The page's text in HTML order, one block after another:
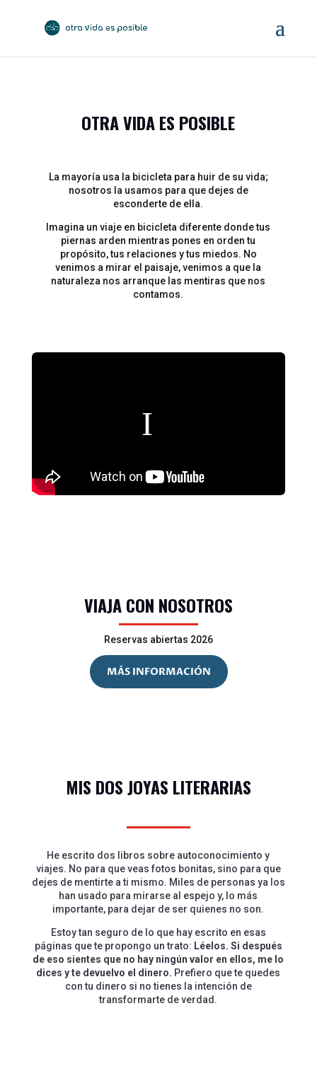
OTRA VIDA ES POSIBLE
La mayoría usa la bicicleta para huir de su vida;
nosotros la usamos para que dejes de
esconderte de ella.
Imagina un viaje en bicicleta diferente donde tus
piernas arden mientras pones en orden tu
propósito, tus relaciones y tus miedos. No
venimos a mirar el paisaje, venimos a que la
naturaleza nos arranque las mentiras que nos
contamos.
VIAJA CON NOSOTROS
Reservas abiertas 2026
MÁS INFORMACIÓN
MIS DOS JOYAS LITERARIAS
He escrito dos libros sobre autoconocimiento y
viajes. No para que veas fotos bonitas, sino para que
dejes de mentirte a ti mismo. Miles de personas ya los
han usado para mirarse al espejo y, lo más
importante, para dejar de ser quienes no son.
Estoy tan seguro de lo que hay escrito en esas
páginas que te propongo un trato: Léelos. Si después
de eso sientes que no hay ningún valor en ellos, me lo
dices y te devuelvo el dinero. Prefiero que te quedes
con tu dinero si no tienes la intención de
transformarte de verdad.